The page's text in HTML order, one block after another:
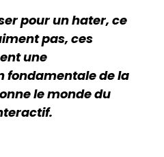
pour un hater, ce
pas, ces
une
fondamentale de la
le monde du